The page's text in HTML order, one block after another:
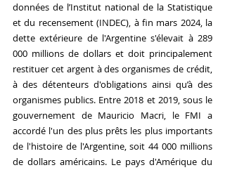
données de l’Institut national de la Statistique
et du recensement (INDEC), à fin mars 2024, la
dette extérieure de l'Argentine s'élevait à 289
000 millions de dollars et doit principalement
restituer cet argent à des organismes de crédit,
à des détenteurs d'obligations ainsi qu’à des
organismes publics. Entre 2018 et 2019, sous le
gouvernement de Mauricio Macri, le FMI a
accordé l'un des plus prêts les plus importants
de l'histoire de l'Argentine, soit 44 000 millions
de dollars américains. Le pays d'Amérique du